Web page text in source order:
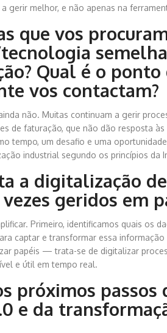
gerir melhor, e não apenas na
que vos
Qual é o
vos contactam?
não. Muitas continuam a gerir
de faturação, que não dão resposta
tempo, um desafio e uma
industrial segundo os princípios da
a digitalização
geridos em
Primeiro, identificamos quais os
captar e transformar essa
papéis — trata-se de digitalizar
e útil em tempo real.
próximos
e da